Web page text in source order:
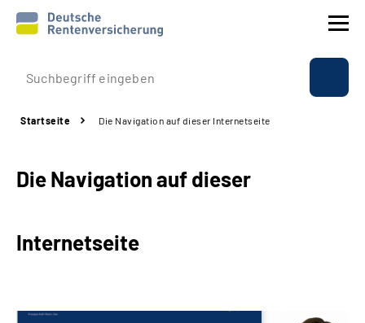
Prävention
Rente
Über uns & Presse
Startseite Die Navigation auf dieser Internetseite
Die Navigation auf dieser
Internetseite